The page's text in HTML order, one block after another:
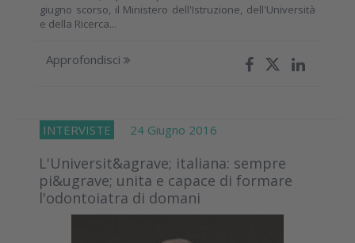
giugno scorso, il Ministero dell'Istruzione, dell'Università
e della Ricerca...
Approfondisci
INTERVISTE 24 Giugno 2016
L'Universit&agrave; italiana: sempre
pi&ugrave; unita e capace di formare
l'odontoiatra di domani